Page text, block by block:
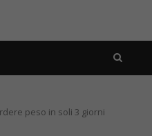
peso in soli 3 giorni